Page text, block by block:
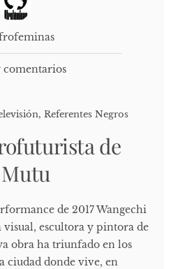
comentarios
, Referentes Negros
de
de 2017 Wangechi
visual, escultora y pintora de
obra ha triunfado en los
ciudad donde vive, en